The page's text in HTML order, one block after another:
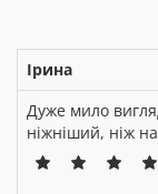
Ірина
Дуже мило
ніжніший, ніж